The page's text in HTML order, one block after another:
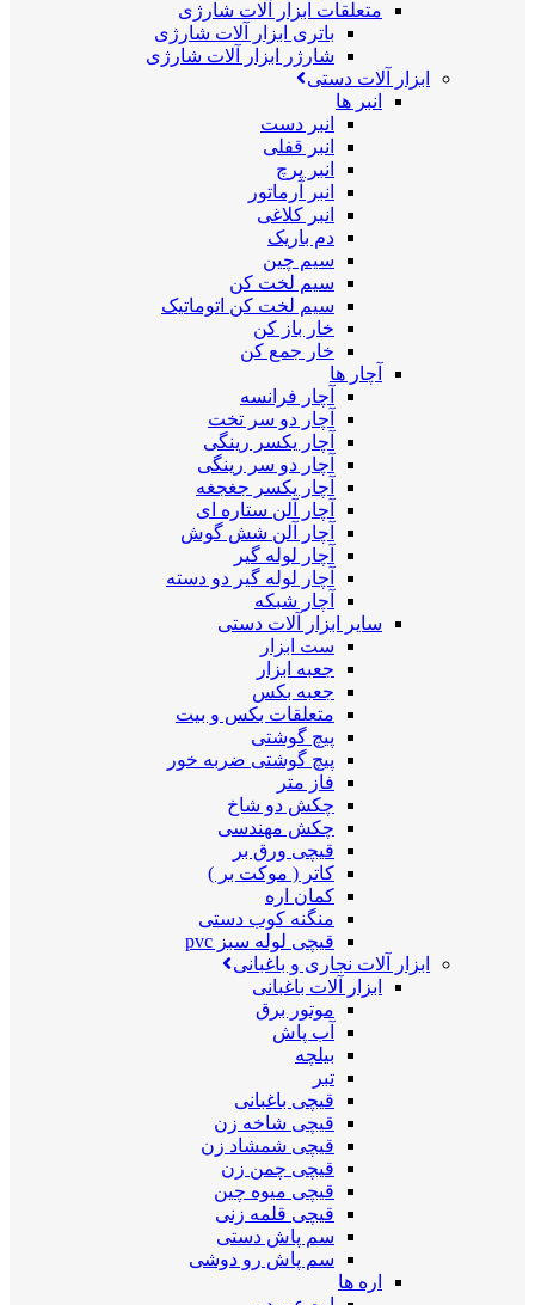
متعلقات ابزار آلات شارژی
باتری ابزار آلات شارژی
شارژر ابزار آلات شارژی
ابزار آلات دستی
انبر ها
انبر دست
انبر قفلی
انبر پرچ
انبر آرماتور
انبر کلاغی
دم باریک
سیم چین
سیم لخت کن
سیم لخت کن اتوماتیک
خار باز کن
خار جمع کن
آچار ها
آچار فرانسه
آچار دو سر تخت
آچار یکسر رینگی
آچار دو سر رینگی
آچار یکسر جغجغه
آچار آلن ستاره ای
آچار آلن شش گوش
آچار لوله گیر
آچار لوله گیر دو دسته
آچار شبکه
سایر ابزار آلات دستی
ست ابزار
جعبه ابزار
جعبه بکس
متعلقات بکس و بیت
پیچ گوشتی
پیچ گوشتی ضربه خور
فاز متر
چکش دو شاخ
چکش مهندسی
قیچی ورق بر
کاتر ( موکت بر )
کمان اره
منگنه کوب دستی
قیچی لوله سبز pvc
ابزار آلات نجاری و باغبانی
ابزار آلات باغبانی
موتور برق
آب پاش
بیلچه
تبر
قیچی باغبانی
قیچی شاخه زن
قیچی شمشاد زن
قیچی چمن زن
قیچی میوه چین
قیچی قلمه زنی
سم پاش دستی
سم پاش رو دوشی
اره ها